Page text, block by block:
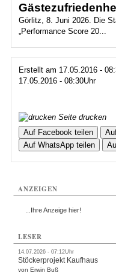
Görlitz, 8. Juni 2026. Die
„Performance Score 20...
Erstellt am 17.05.2016 -
17.05.2016 - 08:30Uhr
Seite drucken
Auf Facebook teilen
Auf WhatsApp teilen
ANZEIGEN
...Ihre Anzeige hier!
LESER
14.07.2026 - 07:12Uhr
Stöckerprojekt Kaufhaus
von Erwin Buß